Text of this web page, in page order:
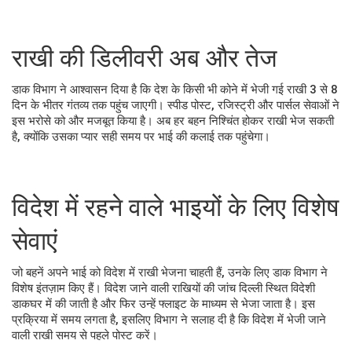
राखी की डिलीवरी अब और तेज
डाक विभाग ने आश्वासन दिया है कि देश के किसी भी कोने में भेजी गई राखी 3 से 8
दिन के भीतर गंतव्य तक पहुंच जाएगी। स्पीड पोस्ट, रजिस्ट्री और पार्सल सेवाओं ने
इस भरोसे को और मजबूत किया है। अब हर बहन निश्चिंत होकर राखी भेज सकती
है, क्योंकि उसका प्यार सही समय पर भाई की कलाई तक पहुंचेगा।
विदेश में रहने वाले भाइयों के लिए विशेष
सेवाएं
जो बहनें अपने भाई को विदेश में राखी भेजना चाहती हैं, उनके लिए डाक विभाग ने
विशेष इंतज़ाम किए हैं। विदेश जाने वाली राखियों की जांच दिल्ली स्थित विदेशी
डाकघर में की जाती है और फिर उन्हें फ्लाइट के माध्यम से भेजा जाता है। इस
प्रक्रिया में समय लगता है, इसलिए विभाग ने सलाह दी है कि विदेश में भेजी जाने
वाली राखी समय से पहले पोस्ट करें।